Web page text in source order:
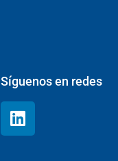
Síguenos en redes